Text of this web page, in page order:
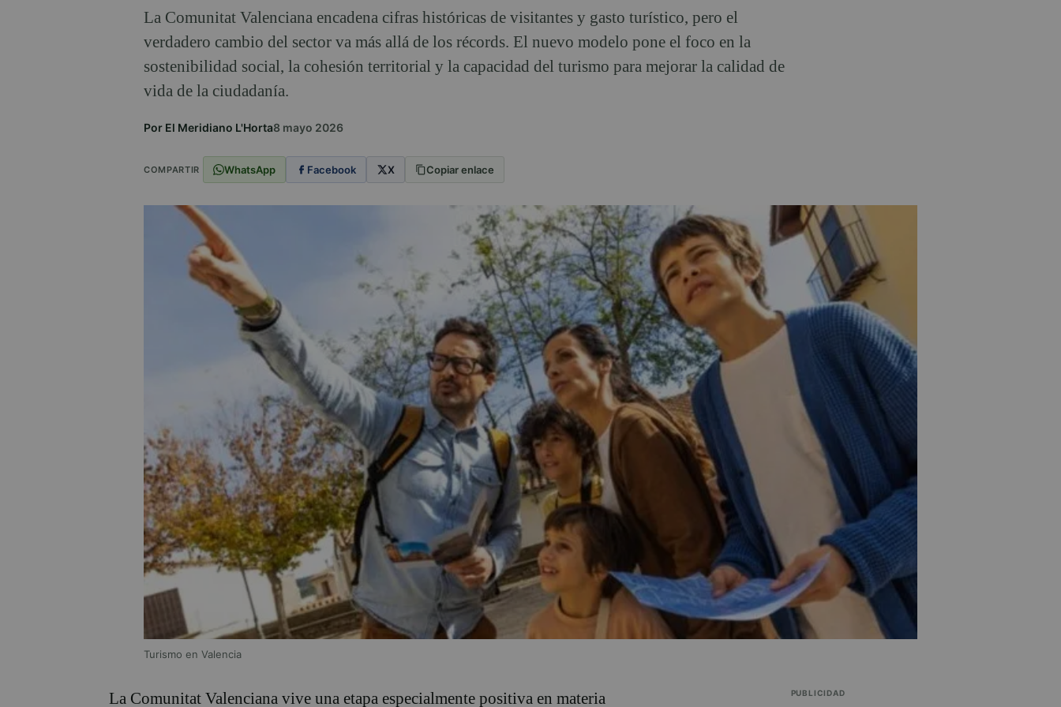
La Comunitat Valenciana encadena cifras históricas de visitantes y gasto turístico, pero el
verdadero cambio del sector va más allá de los récords. El nuevo modelo pone el foco en la
sostenibilidad social, la cohesión territorial y la capacidad del turismo para mejorar la calidad de
vida de la ciudadanía.
Por El Meridiano L'Horta8 mayo 2026
COMPARTIR WhatsApp Facebook X Copiar enlace
Turismo en Valencia
La Comunitat Valenciana vive una etapa especialmente positiva en materia PUBLICIDAD